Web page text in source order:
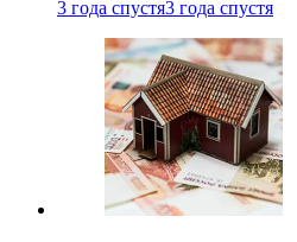
3 года спустя3 года спустя